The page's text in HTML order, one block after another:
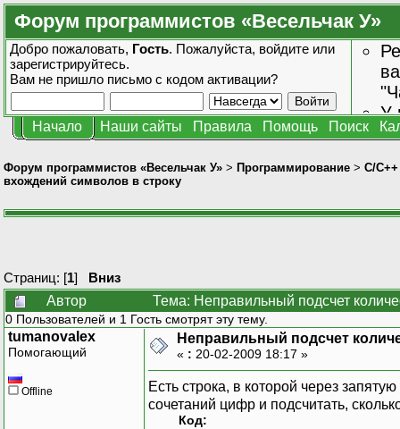
Форум программистов «Весельчак У»
Добро пожаловать, Гость. Пожалуйста, войдите или
зарегистрируйтесь.
Вам не пришло письмо с кодом активации?
У
Начало Наши сайты Правила Помощь Поиск
Форум программистов «Весельчак У» > Программирование > C/C++
вхождений символов в строку
Страниц: [1] Вниз
Автор
Тема: Неправильный подсчет
0 Пользователей и 1 Гость смотрят эту тему.
tumanovalex
Помогающий
Offline
Неправильный подсчет
« : 20-02-2009 18:17 »
Есть строка, в которой через
сочетаний цифр и подсчитать,
Код: